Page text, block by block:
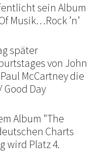
sein Album
Musik…Rock ’n’
später
von John
McCartney die
Day
Album "The
Charts
wird Platz 4.